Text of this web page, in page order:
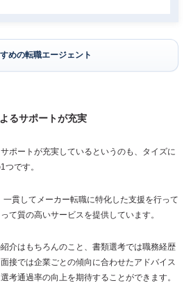
めの転職エージェント
るサポートが充実
ポートが充実しているというのも、タイズに
です。
貫してメーカー転職に特化した支援を行って
て質の高いサービスを提供しています。
介はもちろんのこと、書類選考では職務経歴
接では企業ごとの傾向に合わせたアドバイス
考通過率の向上を期待することができます。